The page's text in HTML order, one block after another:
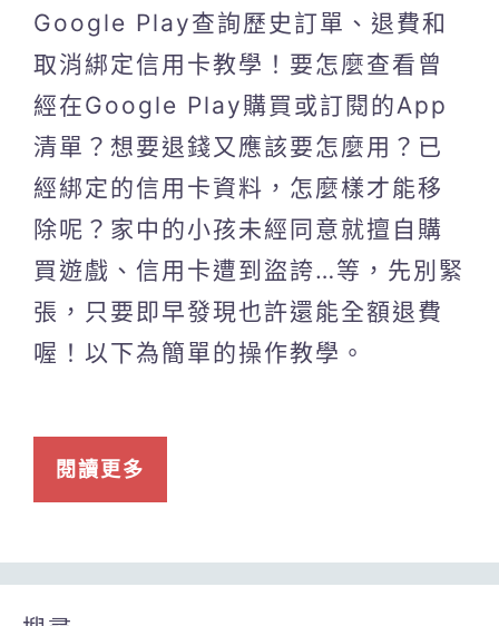
Google Play查詢歷史訂單、退費和
取消綁定信用卡教學！要怎麼查看曾
經在Google Play購買或訂閱的App
清單？想要退錢又應該要怎麼用？已
經綁定的信用卡資料，怎麼樣才能移
除呢？家中的小孩未經同意就擅自購
買遊戲、信用卡遭到盜誇…等，先別緊
張，只要即早發現也許還能全額退費
喔！以下為簡單的操作教學。
閱讀更多